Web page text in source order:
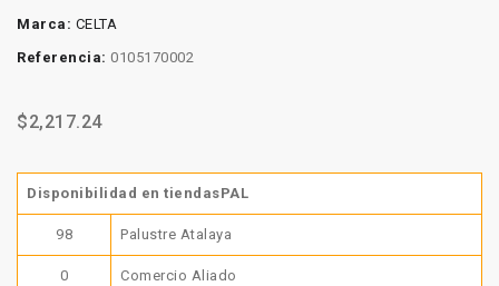
Marca: CELTA
Referencia: 0105170002
$2,217.24
Disponibilidad en tiendasPAL
98 Palustre Atalaya
0 Comercio Aliado